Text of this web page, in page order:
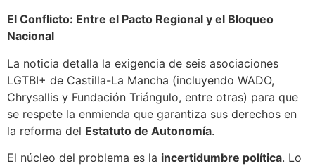
El Conflicto: Entre el Pacto Regional y el Bloqueo
Nacional
La noticia detalla la exigencia de seis asociaciones
LGTBI+ de Castilla-La Mancha (incluyendo WADO,
Chrysallis y Fundación Triángulo, entre otras) para que
se respete la enmienda que garantiza sus derechos en
la reforma del Estatuto de Autonomía.
El núcleo del problema es la incertidumbre política. Lo